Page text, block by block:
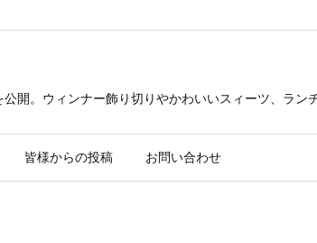
開。ウィンナー飾り切りやかわいいスィーツ、ラン
皆様からの投稿 お問い合わせ